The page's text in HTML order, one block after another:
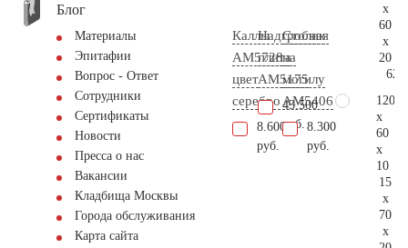
Блог
Материалы
Эпитафии
Вопрос - Ответ
Сотрудники
Сертификаты
Новости
Пресса о нас
Вакансии
Кладбища Москвы
Города обслуживания
Карта сайта
Каллы
AM5728
цвет
серебро
8.600
руб.
Надгробная
плита
AM5175
43.500
руб.
Столик
на
могилу
AM5406
8.300
руб.
x
60
x
20
120
x
60
x
10
15
x
70
x